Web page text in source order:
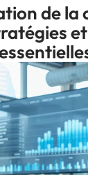
de la